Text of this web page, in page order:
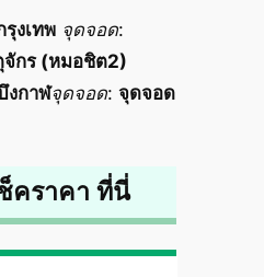
รุงเทพ จุดจอด:
จักร (หมอชิต2)
งกาฬจุดจอด: จุดจอด
คราคา ที่นี่